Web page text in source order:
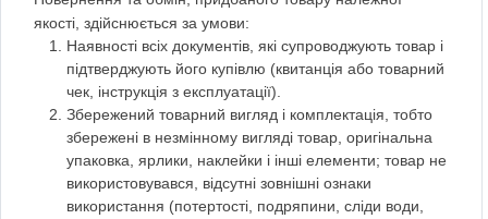
якості, здійснюється за умови:
Наявності всіх документів, які супроводжують товар і
підтверджують його купівлю (квитанція або товарний
чек, інструкція з експлуатації).
Збережений товарний вигляд і комплектація, тобто
збережені в незмінному вигляді товар, оригінальна
упаковка, ярлики, наклейки і інші елементи; товар не
використовувався, відсутні зовнішні ознаки
використання (потертості, подряпини, сліди води,